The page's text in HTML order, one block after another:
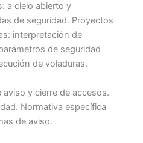
a cielo abierto y
de seguridad. Proyectos
interpretación de
de seguridad
de voladuras.
y cierre de accesos.
Normativa específica
de aviso.